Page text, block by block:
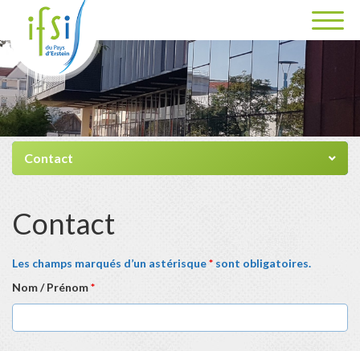
Contact
Contact
Les champs marqués d’un astérisque* sont obligatoires.
Nom / Prénom*